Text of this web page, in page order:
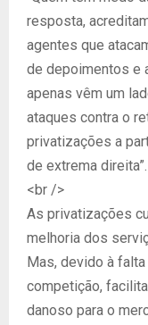
resposta,
agentes que
de depoimentos e
apenas vêm um
ataques contra o
privatizações a
de extrema
<br />
As privatizações
melhoria dos
Mas, devido à
competição,
danoso para o